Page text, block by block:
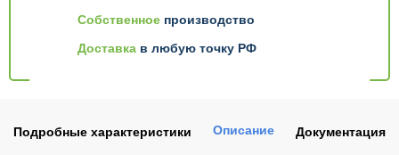
Собственное производство
Доставка в любую точку РФ
Подробные характеристики Описание Документация